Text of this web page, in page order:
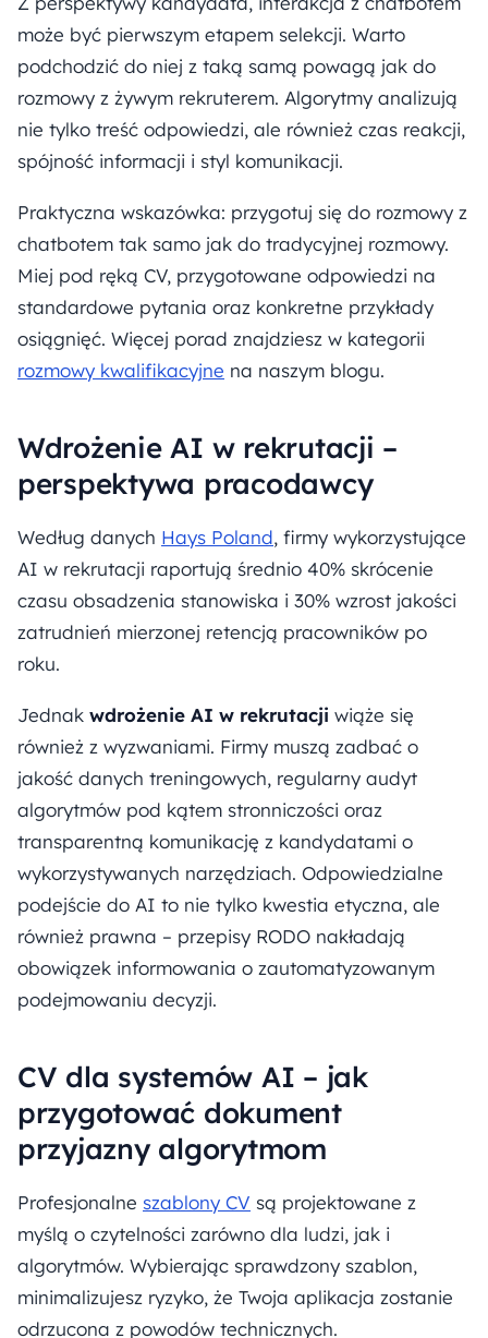
może być pierwszym etapem selekcji. Warto
podchodzić do niej z taką samą powagą jak do
rozmowy z żywym rekruterem. Algorytmy analizują
nie tylko treść odpowiedzi, ale również czas reakcji,
spójność informacji i styl komunikacji.
Praktyczna wskazówka: przygotuj się do rozmowy z
chatbotem tak samo jak do tradycyjnej rozmowy.
Miej pod ręką CV, przygotowane odpowiedzi na
standardowe pytania oraz konkretne przykłady
osiągnięć. Więcej porad znajdziesz w kategorii
rozmowy kwalifikacyjne na naszym blogu.
Wdrożenie AI w rekrutacji –
perspektywa pracodawcy
Według danych Hays Poland, firmy wykorzystujące
AI w rekrutacji raportują średnio 40% skrócenie
czasu obsadzenia stanowiska i 30% wzrost jakości
zatrudnień mierzonej retencją pracowników po
roku.
Jednak wdrożenie AI w rekrutacji wiąże się
również z wyzwaniami. Firmy muszą zadbać o
jakość danych treningowych, regularny audyt
algorytmów pod kątem stronniczości oraz
transparentną komunikację z kandydatami o
wykorzystywanych narzędziach. Odpowiedzialne
podejście do AI to nie tylko kwestia etyczna, ale
również prawna – przepisy RODO nakładają
obowiązek informowania o zautomatyzowanym
podejmowaniu decyzji.
CV dla systemów AI – jak
przygotować dokument
przyjazny algorytmom
Profesjonalne szablony CV są projektowane z
myślą o czytelności zarówno dla ludzi, jak i
algorytmów. Wybierając sprawdzony szablon,
minimalizujesz ryzyko, że Twoja aplikacja zostanie
odrzucona z powodów technicznych.